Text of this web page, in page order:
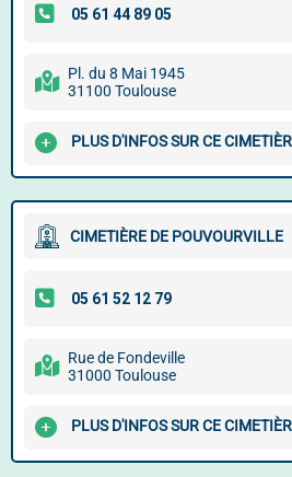
Pl. du 8 Mai 1945
31100 Toulouse
PLUS D'INFOS SUR CE
CIMETIÈRE DE POUVOURVILLE
Rue de Fondeville
31000 Toulouse
PLUS D'INFOS SUR CE